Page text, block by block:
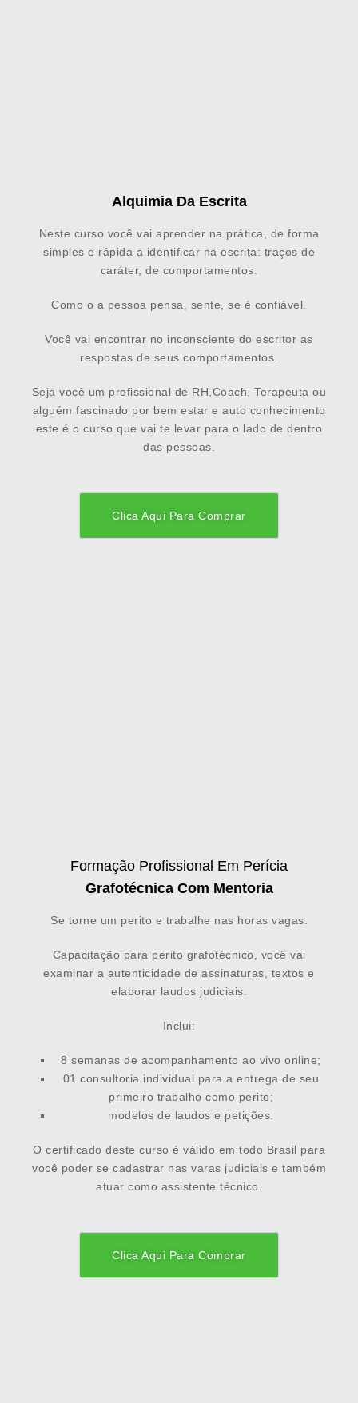
Alquimia Da Escrita
Neste curso você vai aprender na prática, de forma
simples e rápida a identificar na escrita: traços de
caráter, de comportamentos.
Como o a pessoa pensa, sente, se é confiável.
Você vai encontrar no inconsciente do escritor as
respostas de seus comportamentos.
Seja você um profissional de RH,Coach, Terapeuta ou
alguém fascinado por bem estar e auto conhecimento
este é o curso que vai te levar para o lado de dentro
das pessoas.
Clica Aqui Para Comprar
Formação Profissional Em Perícia
Grafotécnica Com Mentoria
Se torne um perito e trabalhe nas horas vagas.
Capacitação para perito grafotécnico, você vai
examinar a autenticidade de assinaturas, textos e
elaborar laudos judiciais.
Inclui:
8 semanas de acompanhamento ao vivo online;
01 consultoria individual para a entrega de seu
primeiro trabalho como perito;
modelos de laudos e petições.
O certificado deste curso é válido em todo Brasil para
você poder se cadastrar nas varas judiciais e também
atuar como assistente técnico.
Clica Aqui Para Comprar